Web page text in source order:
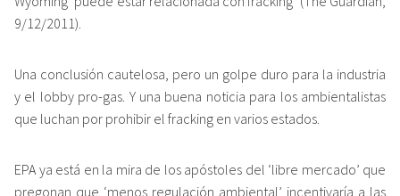
9/12/2011).
Una conclusión cautelosa, pero un golpe duro para la industria
y el lobby pro-gas. Y una buena noticia para los ambientalistas
que luchan por prohibir el fracking en varios estados.
EPA ya está en la mira de los apóstoles del ‘libre mercado’ que
pregonan que ‘menos regulación ambiental’ incentivaría a las